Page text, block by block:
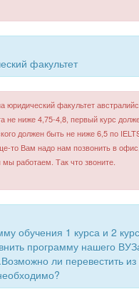
факультет
юридический факультет
не ниже 4,75-4,8, первый курс
должен быть не ниже 6,5 по
то Вам надо нам позвонить в
работаем. Так что звоните.
обучения 1 курса и 2
программу нашего
ли перевестить